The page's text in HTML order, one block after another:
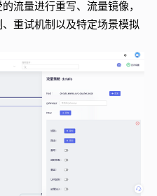
流量进行重写、流量镜像，
重试机制以及特定场景模拟